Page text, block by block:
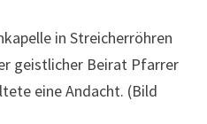
in Streicherröhren
geistlicher Beirat Pfarrer
eine Andacht. (Bild